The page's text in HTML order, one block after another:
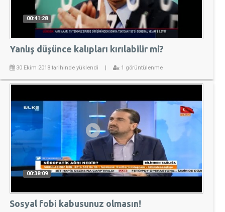
00:41:28
Yanlış düşünce kalıpları kırılabilir mi?
30 Ekim 2018 tarihinde yüklendi | 1 görüntülenme
00:38:09
Sosyal fobi kabusunuz olmasın!